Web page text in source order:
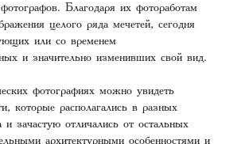
Благодаря их фотоработам
целого ряда мечетей, сегодня
или со временем
и значительно изменивших свой вид.
фотографиях можно увидеть
которые располагались в разных
и зачастую отличались от остальных
архитектурными особенностями и